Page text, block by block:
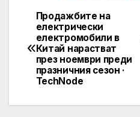
Post
navigation
Продажбите на
електрически
електромобили в
Китай нарастват
през ноември преди
празничния сезон ·
TechNode